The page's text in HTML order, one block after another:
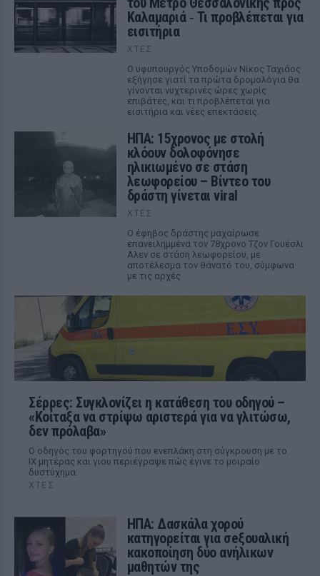
Καλαμαριά ‑ Τι προβλέπεται για
εισιτήρια
ΧΤΕΣ
Ο υφυπουργός Υποδομών Νίκος Ταχιάος
εξήγησε γιατί τα πρώτα δρομολόγια θα
γίνονται νυχτερινές ώρες χωρίς
επιβάτες, και τι προβλέπεται για
εισιτήρια και νέες επεκτάσεις.
ΗΠΑ: 15χρονος με στολή
κλόουν δολοφόνησε
ηλικιωμένο σε στάση
λεωφορείου – Βίντεο του
δράστη γίνεται viral
ΧΤΕΣ
Ο έφηβος δράστης μαχαίρωσε
επανειλημμένα τον 78χρονο Τζον Γουέσλι
Αλεν σε στάση λεωφορείου, με
αποτέλεσμα τον θάνατό του, σύμφωνα
με τις αρχές
Σέρρες: Συγκλονίζει η κατάθεση του οδηγού –
«Κοίταξα να στρίψω αριστερά για να γλιτώσω,
δεν πρόλαβα»
Ο οδηγός του φορτηγού που ενεπλάκη στη σύγκρουση με το
ΙΧ μητέρας και γιου περιέγραψε πώς έγινε το μοιραίο
δυστύχημα.
ΧΤΕΣ
ΗΠΑ: Δασκάλα χορού
κατηγορείται για σeξουαλική
κακοποίηση δύο ανήλικων
μαθητών της